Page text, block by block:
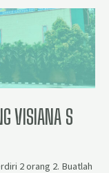
VISIANA S
2 orang 2. Buatlah